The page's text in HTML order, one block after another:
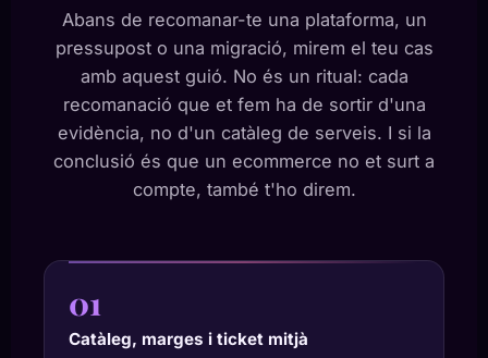
Abans de recomanar-te una plataforma, un
pressupost o una migració, mirem el teu cas
amb aquest guió. No és un ritual: cada
recomanació que et fem ha de sortir d'una
evidència, no d'un catàleg de serveis. I si la
conclusió és que un ecommerce no et surt a
compte, també t'ho direm.
01
Catàleg, marges i ticket mitjà